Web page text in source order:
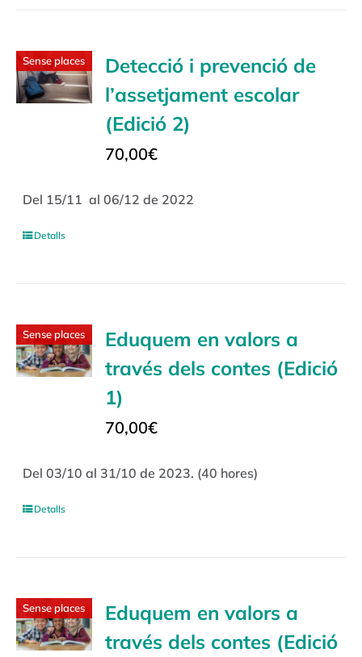
Sense places
Detecció i prevenció de
l’assetjament escolar
(Edició 2)
70,00€
Del 15/11 al 06/12 de 2022
Detalls
Sense places
Eduquem en valors a
través dels contes (Edició
1)
70,00€
Del 03/10 al 31/10 de 2023. (40 hores)
Detalls
Sense places
Eduquem en valors a
través dels contes (Edició